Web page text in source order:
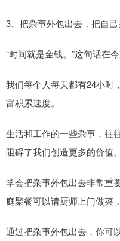
3、把杂事外包出去，把自己
“时间就是金钱。”这句话在今
我们每个人每天都有24小时
富积累速度。
生活和工作的一些杂事，往
阻碍了我们创造更多的价值。
学会把杂事外包出去非常重
庭聚餐可以请厨师上门做菜
通过把杂事外包出去，你可